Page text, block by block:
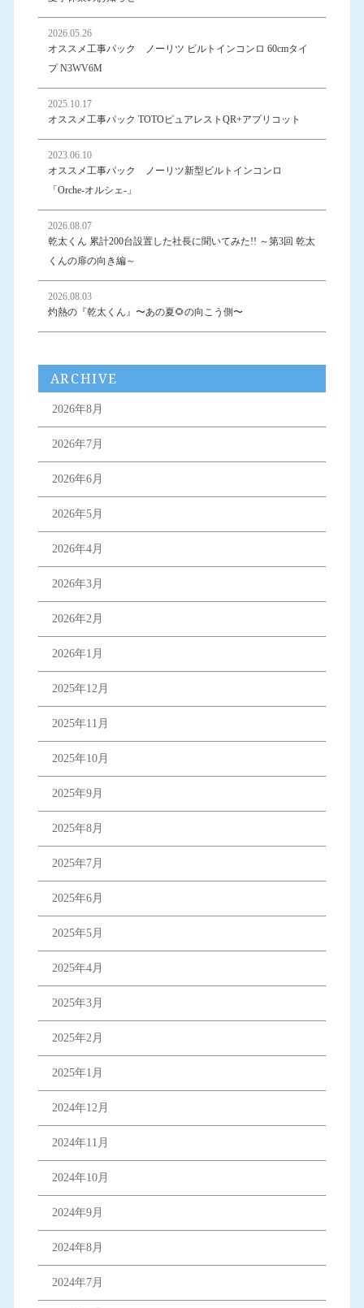
2026.05.26
オススメ工事パック ノーリツ ビルトインコンロ 60cmタイ
プ N3WV6M
2025.10.17
オススメ工事パック TOTOピュアレストQR+アプリコット
2023.06.10
オススメ工事パック ノーリツ新型ビルトインコンロ
「Orche-オルシェ-」
2026.08.07
乾太くん 累計200台設置した社長に聞いてみた!! ～第3回 乾太
くんの扉の向き編～
2026.08.03
灼熱の『乾太くん』〜あの夏🌻の向こう側〜
ARCHIVE
2026年8月
2026年7月
2026年6月
2026年5月
2026年4月
2026年3月
2026年2月
2026年1月
2025年12月
2025年11月
2025年10月
2025年9月
2025年8月
2025年7月
2025年6月
2025年5月
2025年4月
2025年3月
2025年2月
2025年1月
2024年12月
2024年11月
2024年10月
2024年9月
2024年8月
2024年7月